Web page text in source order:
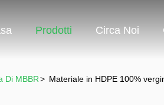
Prodotti Circa Noi
Di MBBR> Materiale in HDPE 100%